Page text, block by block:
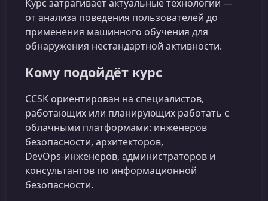
Курс затрагивает актуальные технологии —
от анализа поведения пользователей до
применения машинного обучения для
обнаружения нестандартной активности.
Кому подойдёт курс
CCSK ориентирован на специалистов,
работающих или планирующих работать с
облачными платформами: инженеров
безопасности, архитекторов,
DevOps‑инженеров, администраторов и
консультантов по информационной
безопасности.